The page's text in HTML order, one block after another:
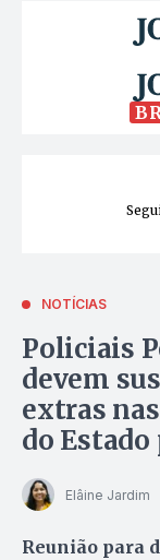
NOTÍCIAS
Policiais
devem
extras
do
Elâine Jardim
Reunião para